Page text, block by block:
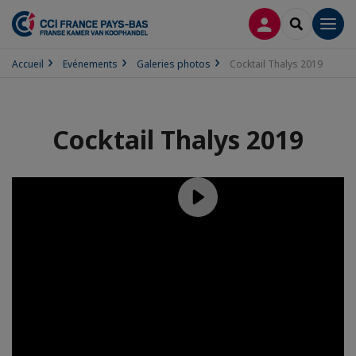
CONNEXION
Accueil Evénements Galeries photos Cocktail Thalys 2019
Cocktail Thalys 2019